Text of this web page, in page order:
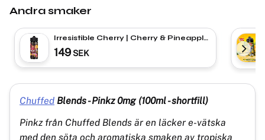
Andra smaker
Irresistible Cherry | Cherry & Pineapple
| Shortfill
149 SEK
Chuffed Blends - Pinkz 0mg (100ml - shortfill)
Pinkz från Chuffed Blends är en läcker e-vätska
med den söta och aromatiska smaken av tropiska